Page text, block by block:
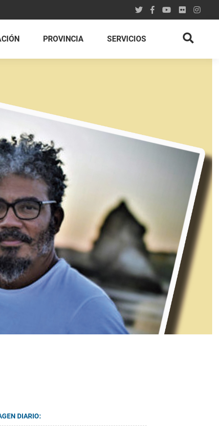
PROVINCIA SERVICIOS
DIARIO: